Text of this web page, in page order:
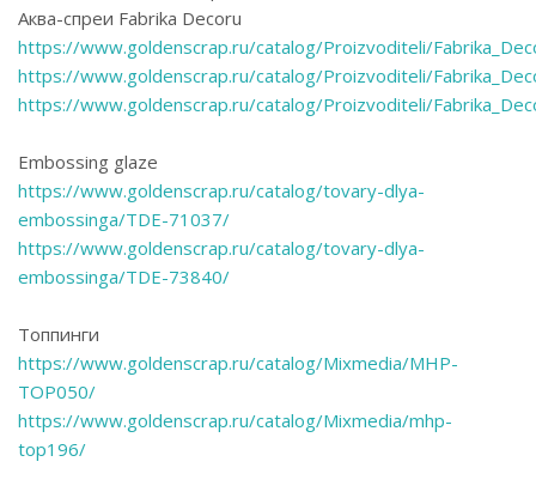
Аква-спреи Fabrika Decoru
https://www.goldenscrap.ru/catalog/Proizvoditeli/
https://www.goldenscrap.ru/catalog/Proizvoditeli/
https://www.goldenscrap.ru/catalog/Proizvoditeli/
Embossing glaze
https://www.goldenscrap.ru/catalog/tovary-dlya-
embossinga/TDE-71037/
https://www.goldenscrap.ru/catalog/tovary-dlya-
embossinga/TDE-73840/
Топпинги
https://www.goldenscrap.ru/catalog/Mixmedia/MHP-
TOP050/
https://www.goldenscrap.ru/catalog/Mixmedia/mhp-
top196/